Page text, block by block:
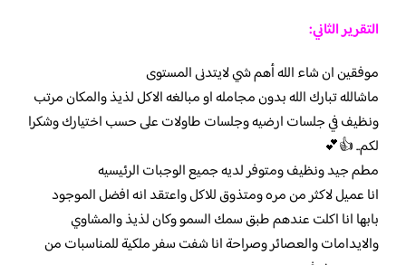
التقرير الثاني:
موفقين ان شاء الله أهم شي لايتدنى المستوى
ماشالله تبارك الله بدون مجامله او مبالغه الاكل لذيذ والمكان مرتب
ونظيف في جلسات ارضيه وجلسات طاولات على حسب اختيارك وشكرا
لكم.. 👍💕
مطم جيد ونظيف ومتوفر لديه جميع الوجبات الرئيسيه
انا عميل لاكثر من مره ومتذوق للاكل واعتقد انه افضل الموجود
بابها انا اكلت عندهم طبق سمك السمو وكان لذيذ والمشاوي
والايدامات والعصائر وصراحة انا شفت سفر ملكية للمناسبات من